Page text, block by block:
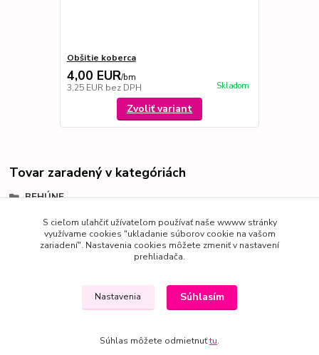
Obšitie koberca
4,00 EUR/bm
3,25 EUR bez DPH Skladom
Zvoliť variant
Tovar zaradený v kategóriách
BEHÚNE
Shaggy
S cieľom uľahčiť užívateľom používať naše wwww stránky
využívame cookies "ukladanie súborov cookie na vašom
zariadení". Nastavenia cookies môžete zmeniť v nastavení
prehliadača.
Nastavenia Súhlasím
Súhlas môžete odmietnuťtu.